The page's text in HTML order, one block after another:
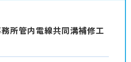
所管内電線共同溝補修工